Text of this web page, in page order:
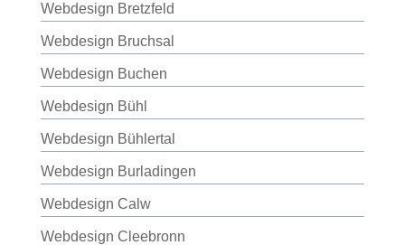
Webdesign Bretzfeld
Webdesign Bruchsal
Webdesign Buchen
Webdesign Bühl
Webdesign Bühlertal
Webdesign Burladingen
Webdesign Calw
Webdesign Cleebronn